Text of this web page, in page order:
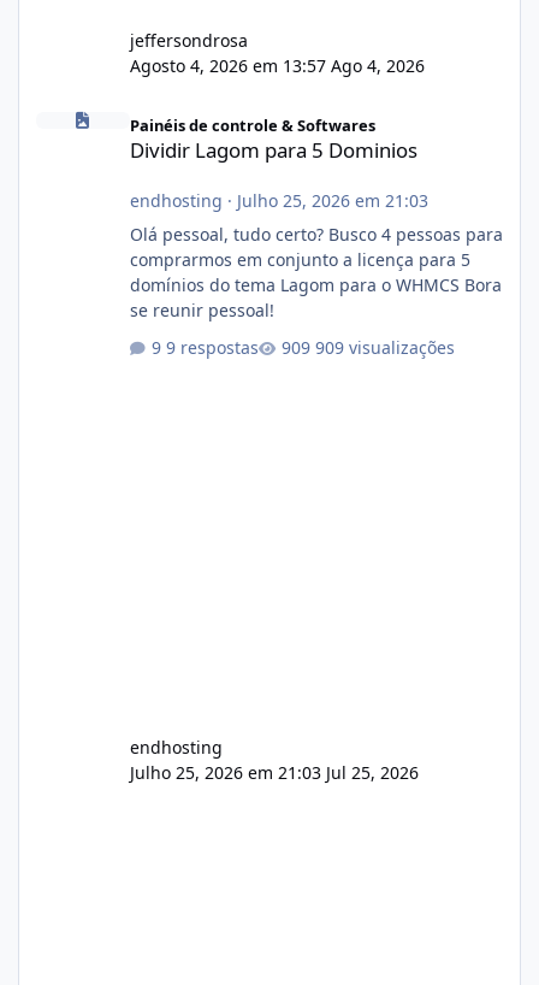
jeffersondrosa
Agosto 4, 2026 em 13:57 Ago 4, 2026
Dividir Lagom para 5 Dominios
Painéis de controle & Softwares
Dividir Lagom para 5 Dominios
endhosting · Julho 25, 2026 em 21:03
Olá pessoal, tudo certo? Busco 4 pessoas para
comprarmos em conjunto a licença para 5
domínios do tema Lagom para o WHMCS Bora
se reunir pessoal!
9 respostas
909 visualizações
endhosting
Julho 25, 2026 em 21:03 Jul 25, 2026